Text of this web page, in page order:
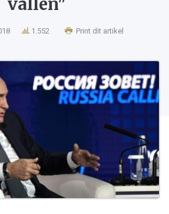
1.552 Print dit artikel